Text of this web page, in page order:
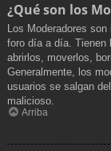
¿Qué son los
Los Moderadores
foro día a día. Tienen
abrirlos, moverlos,
Generalmente, los
usuarios se salgan
malicioso.
Arriba